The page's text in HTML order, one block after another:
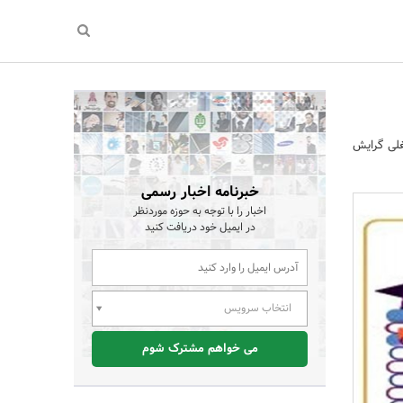
گرایش
خبرنامه اخبار رسمی
اخبار را با توجه به حوزه موردنظر
در ایمیل خود دریافت کنید
انتخاب سرویس
می خواهم مشترک شوم